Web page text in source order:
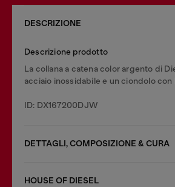
DESCRIZIONE
Descrizione prodotto
La collana a catena color argento di
acciaio inossidabile e un ciondolo con
ID: DX167200DJW
DETTAGLI, COMPOSIZIONE & CURA
HOUSE OF DIESEL